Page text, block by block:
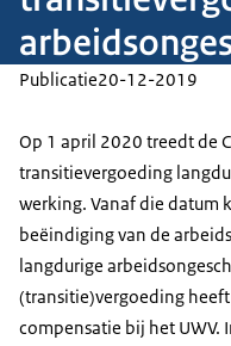
Publicatie20-12-2019
Op 1 april 2020 treedt de
transitievergoeding
werking. Vanaf die datum
beëindiging van de
langdurige
(transitie)vergoeding
compensatie bij het UWV.